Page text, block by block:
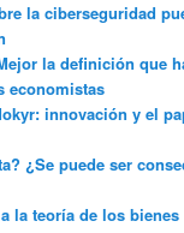
la ciberseguridad
la definición que
economistas
innovación y el
¿Se puede ser
la teoría de los